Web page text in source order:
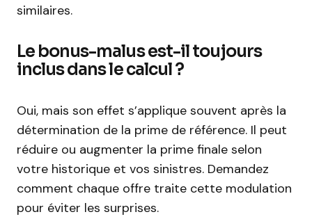
similaires.
Le bonus-malus est-il toujours
inclus dans le calcul ?
Oui, mais son effet s’applique souvent après la
détermination de la prime de référence. Il peut
réduire ou augmenter la prime finale selon
votre historique et vos sinistres. Demandez
comment chaque offre traite cette modulation
pour éviter les surprises.